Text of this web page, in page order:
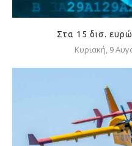
Στα 15 δισ.
Κυριακή, 9